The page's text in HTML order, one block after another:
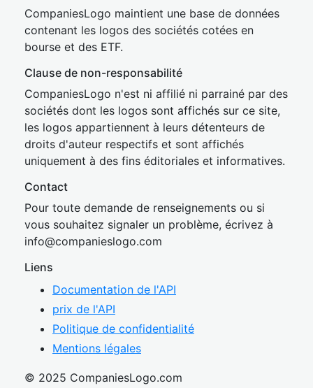
CompaniesLogo maintient une base de données
contenant les logos des sociétés cotées en
bourse et des ETF.
Clause de non-responsabilité
CompaniesLogo n'est ni affilié ni parrainé par des
sociétés dont les logos sont affichés sur ce site,
les logos appartiennent à leurs détenteurs de
droits d'auteur respectifs et sont affichés
uniquement à des fins éditoriales et informatives.
Contact
Pour toute demande de renseignements ou si
vous souhaitez signaler un problème, écrivez à
info@companieslogo.com
Liens
Documentation de l'API
prix de l'API
Politique de confidentialité
Mentions légales
© 2025 CompaniesLogo.com